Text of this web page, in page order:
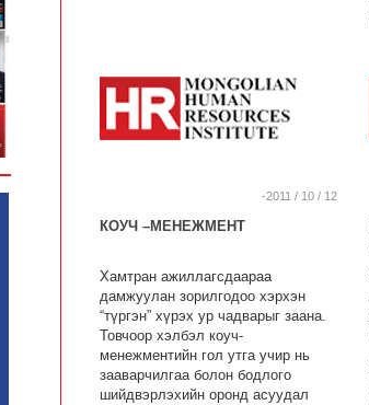
-2011 / 10 / 12
КОУЧ –МЕНЕЖМЕНТ
Хамтран ажиллагсдаараа
дамжуулан зорилгодоо хэрхэн
“түргэн” хүрэх ур чадварыг заана.
Товчоор хэлбэл коуч-
менежментийн гол утга учир нь
зааварчилгаа болон бодлого
шийдвэрлэхийн оронд асуудал